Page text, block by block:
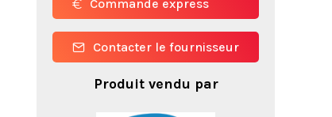
Commande express
Contacter le fournisseur
Produit vendu par